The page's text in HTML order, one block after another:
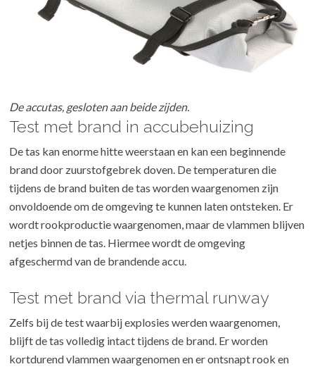
De accutas, gesloten aan beide zijden.
Test met brand in accubehuizing
De tas kan enorme hitte weerstaan en kan een beginnende
brand door zuurstofgebrek doven. De temperaturen die
tijdens de brand buiten de tas worden waargenomen zijn
onvoldoende om de omgeving te kunnen laten ontsteken. Er
wordt rookproductie waargenomen, maar de vlammen blijven
netjes binnen de tas. Hiermee wordt de omgeving
afgeschermd van de brandende accu.
Test met brand via thermal runway
Zelfs bij de test waarbij explosies werden waargenomen,
blijft de tas volledig intact tijdens de brand. Er worden
kortdurend vlammen waargenomen en er ontsnapt rook en